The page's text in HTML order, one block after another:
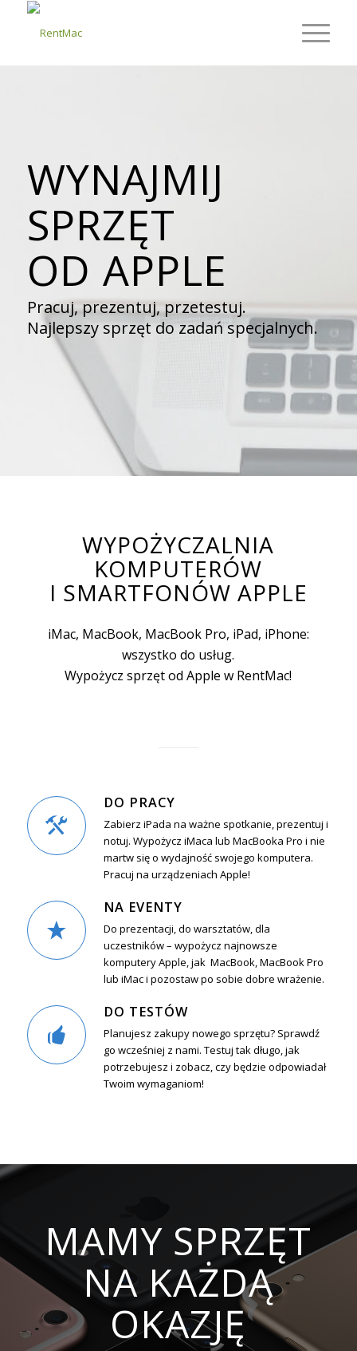
WYNAJMIJ
SPRZĘT
OD APPLE
Pracuj, prezentuj, przetestuj.
Najlepszy sprzęt do zadań specjalnych.
WYPOŻYCZALNIA
KOMPUTERÓW
I SMARTFONÓW APPLE
iMac, MacBook, MacBook Pro, iPad, iPhone:
wszystko do usług.
Wypożycz sprzęt od Apple w RentMac!
DO PRACY
Zabierz iPada na ważne spotkanie, prezentuj i
notuj. Wypożycz iMaca lub MacBooka Pro i nie
martw się o wydajność swojego komputera.
Pracuj na urządzeniach Apple!
NA EVENTY
Do prezentacji, do warsztatów, dla
uczestników – wypożycz najnowsze
komputery Apple, jak MacBook, MacBook Pro
lub iMac i pozostaw po sobie dobre wrażenie.
DO TESTÓW
Planujesz zakupy nowego sprzętu? Sprawdź
go wcześniej z nami. Testuj tak długo, jak
potrzebujesz i zobacz, czy będzie odpowiadał
Twoim wymaganiom!
MAMY SPRZĘT
NA KAŻDĄ
OKAZJĘ